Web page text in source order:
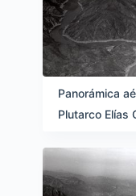
Panorámica
Plutarco Elías